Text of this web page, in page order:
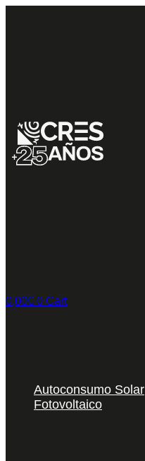
0,00€ 0 Cart
Autoconsumo Solar
Fotovoltaico